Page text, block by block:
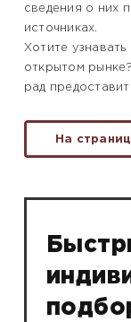
сведения о них
источниках.
Хотите
открытом
рад
На